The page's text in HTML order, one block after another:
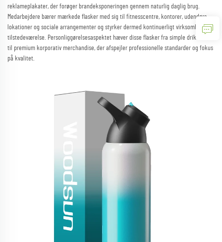
reklameplakater, der forøger brandeksponeringen gennem naturlig daglig brug.
Medarbejdere bærer mærkede flasker med sig til fitnesscentre, kontorer, udendørs
lokationer og sociale arrangementer og styrker dermed kontinuerligt virksomhedens
tilstedeværelse. Personliggørelsesaspektet hæver disse flasker fra simple drikkevarer
til premium korporativ merchandise, der afspejler professionelle standarder og fokus
på kvalitet.